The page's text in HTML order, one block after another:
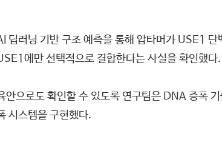
딥러닝 기반 구조 예측을 통해 압타머가 USE1
에만 선택적으로 결합한다는 사실을 확인했다.
안으로도 확인할 수 있도록 연구팀은 DNA 증폭
시스템을 구현했다.